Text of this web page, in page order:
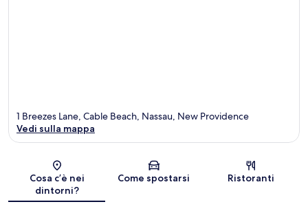
Mappa
1 Breezes Lane, Cable Beach, Nassau, New Providence
Vedi sulla mappa
Cosa c’è nei
dintorni?
Come spostarsi Ristoranti